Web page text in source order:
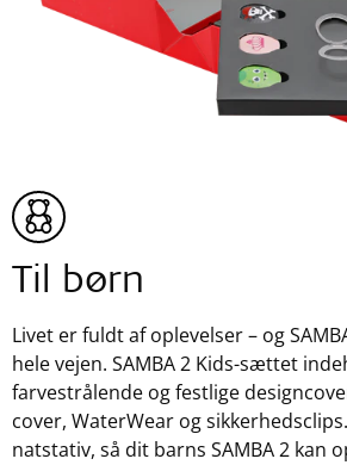
Til børn
Livet er fuldt af oplevelser – og
hele vejen. SAMBA 2 Kids-sættet
farvestrålende og festlige
cover, WaterWear og
natstativ, så dit barns SAMBA 2 kan